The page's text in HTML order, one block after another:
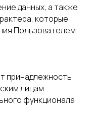
данных, а также
которые
Пользователем
принадлежность
лицам.
функционала